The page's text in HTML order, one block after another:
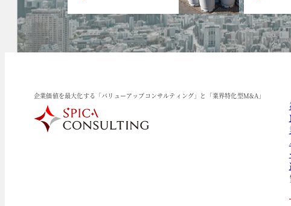
企業価値を最大化する「バリューアップコンサルティング」と「業界特化型M&A」